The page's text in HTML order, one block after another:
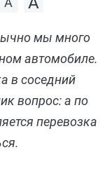
мы много
автомобиле.
в соседний
вопрос: а по
перевозка